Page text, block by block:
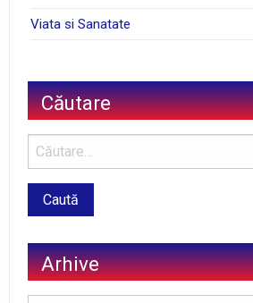
Viata si Sanatate
Căutare
Arhive